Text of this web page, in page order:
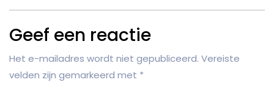
Geef een reactie
Het e-mailadres wordt niet gepubliceerd. Vereiste
velden zijn gemarkeerd met *